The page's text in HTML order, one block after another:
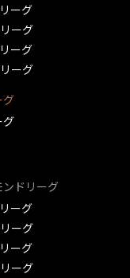
ーグ
ーグ
ーグ
ーグ
グ
グ
ドリーグ
ーグ
ーグ
ーグ
ーグ